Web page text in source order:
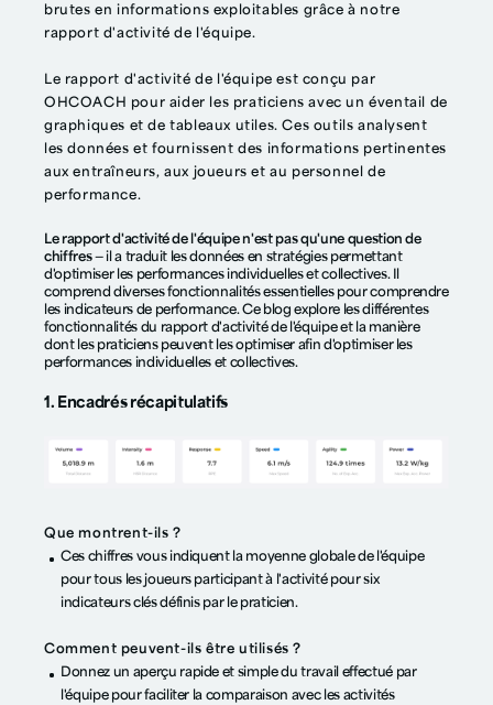
brutes en informations exploitables grâce à notre
rapport d'activité de l'équipe.
Le rapport d'activité de l'équipe est conçu par
OHCOACH pour aider les praticiens avec un éventail de
graphiques et de tableaux utiles. Ces outils analysent
les données et fournissent des informations pertinentes
aux entraîneurs, aux joueurs et au personnel de
performance.
Le rapport d'activité de l'équipe n'est pas qu'une question de
chiffres— il a traduit les données en stratégies permettant
d'optimiser les performances individuelles et collectives. Il
comprend diverses fonctionnalités essentielles pour comprendre
les indicateurs de performance. Ce blog explore les différentes
fonctionnalités du rapport d'activité de l'équipe et la manière
dont les praticiens peuvent les optimiser afin d'optimiser les
performances individuelles et collectives.
1. Encadrés récapitulatifs
Que montrent-ils ?
Ces chiffres vous indiquent la moyenne globale de l'équipe
pour tous les joueurs participant à l'activité pour six
indicateurs clés définis par le praticien.
Comment peuvent-ils être utilisés ?
Donnez un aperçu rapide et simple du travail effectué par
l'équipe pour faciliter la comparaison avec les activités